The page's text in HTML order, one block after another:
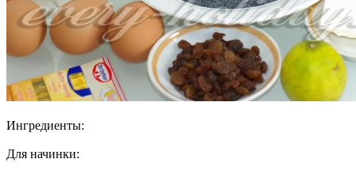
Ингредиенты:
Для начинки: